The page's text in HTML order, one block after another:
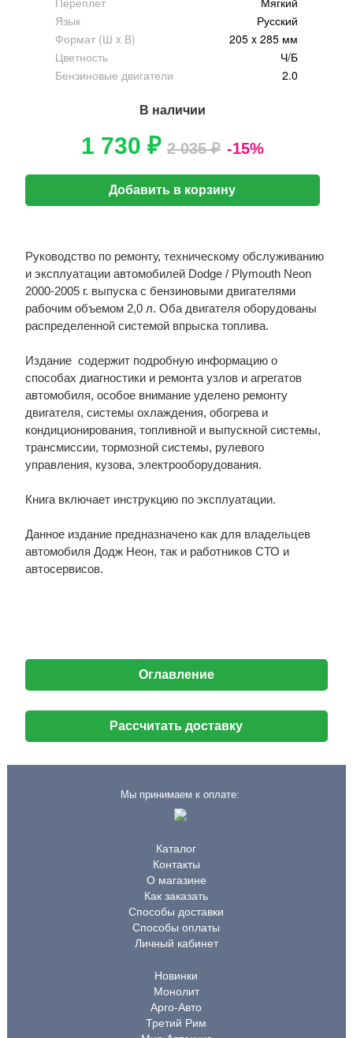
Язык
Русский
Формат (Ш x В)
205 x 285 мм
Цветность
Ч/Б
Бензиновые двигатели
2.0
В наличии
1 730 ₽ 2 035 ₽ -15%
Добавить в корзину
Руководство по ремонту, техническому обслуживанию
и эксплуатации автомобилей Dodge / Plymouth Neon
2000-2005 г. выпуска с бензиновыми двигателями
рабочим объемом 2,0 л. Оба двигателя оборудованы
распределенной системой впрыска топлива.
Издание содержит подробную информацию о
способах диагностики и ремонта узлов и агрегатов
автомобиля, особое внимание уделено ремонту
двигателя, системы охлаждения, обогрева и
кондиционирования, топливной и выпускной системы,
трансмиссии, тормозной системы, рулевого
управления, кузова, электрооборудования.
Книга включает инструкцию по эксплуатации.
Данное издание предназначено как для владельцев
автомобиля Додж Неон, так и работников СТО и
автосервисов.
Оглавление
Рассчитать доставку
Мы принимаем к оплате:
Каталог
Контакты
О магазине
Как заказать
Способы доставки
Способы оплаты
Личный кабинет
Новинки
Монолит
Арго-Авто
Третий Рим